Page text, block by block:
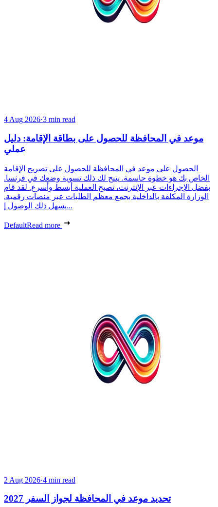
4 Aug 2026·3 min read
موعد في المحافظة للحصول على بطاقة الإقامة: دليل
عملي
الحصول على موعد في المحافظة للحصول على تصريح الإقامة
الخاص بك هو خطوة حاسمة. يتيح لك ذلك تسوية وضعك في فرنسا.
بفضل الإجراءات عبر الإنترنت، تصبح العملية أبسط وأسرع. لقد قام
الوزارة المكلفة بالداخلية بجمع معظم الطلبات عبر منصات رقمية.
يسهل ذلك الوصول إ...
DefaultRead more
2 Aug 2026·4 min read
تحديد موعد في المحافظة لجواز السفر 2027